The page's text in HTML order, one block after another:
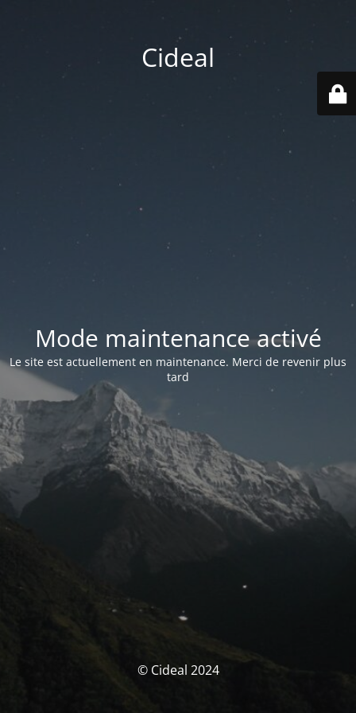
Cideal
Mode maintenance activé
Le site est actuellement en maintenance. Merci de revenir plus
tard
© Cideal 2024